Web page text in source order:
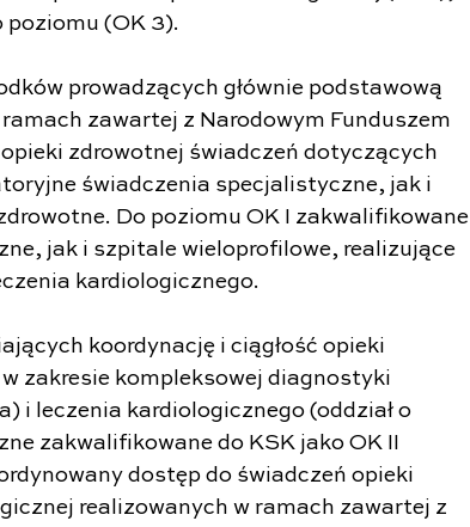
poziomu (OK 3).
prowadzących głównie podstawową
zawartej z Narodowym Funduszem
zdrowotnej świadczeń dotyczących
świadczenia specjalistyczne, jak i
Do poziomu OK I zakwalifikowane
jak i szpitale wieloprofilowe, realizujące
kardiologicznego.
koordynację i ciągłość opieki
zakresie kompleksowej diagnostyki
i leczenia kardiologicznego (oddział o
zakwalifikowane do KSK jako OK II
dostęp do świadczeń opieki
realizowanych w ramach zawartej z